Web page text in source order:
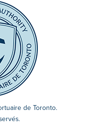
de Toronto.